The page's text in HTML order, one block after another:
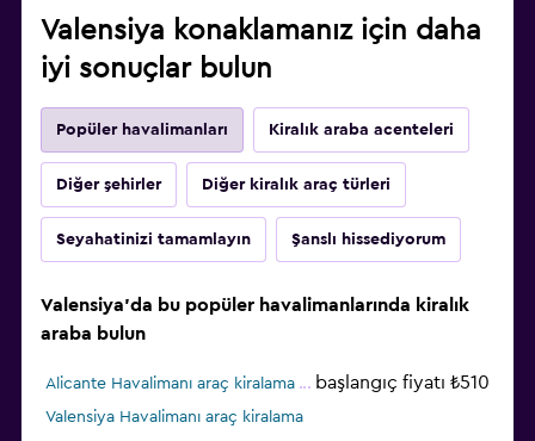
Valensiya konaklamanız için daha
iyi sonuçlar bulun
Popüler havalimanları Kiralık araba acenteleri
Diğer şehirler Diğer kiralık araç türleri
Seyahatinizi tamamlayın Şanslı hissediyorum
Valensiya'da bu popüler havalimanlarında kiralık
araba bulun
Alicante Havalimanı araç kiralama başlangıç fiyatı ₺510
Valensiya Havalimanı araç kiralama